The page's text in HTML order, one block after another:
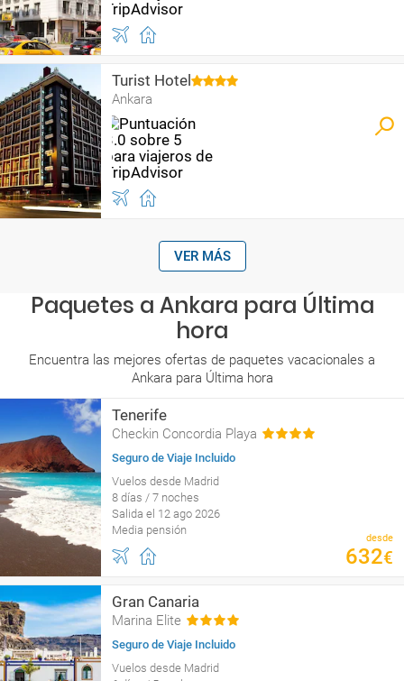
Turist Hotel
Ankara
VER MÁS
Paquetes a Ankara para Última
hora
Encuentra las mejores ofertas de paquetes vacacionales a
Ankara para Última hora
Tenerife
Checkin Concordia Playa
Seguro de Viaje Incluido
Vuelos desde Madrid
8 días / 7 noches
Salida el 12 ago 2026
Media pensión
desde
632€
Gran Canaria
Marina Elite
Seguro de Viaje Incluido
Vuelos desde Madrid